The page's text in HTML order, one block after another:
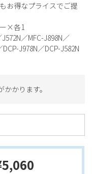
お得なプライスでご提
ー×各1
／MFC-J898N／
J978N／DCP-J582N
かります。